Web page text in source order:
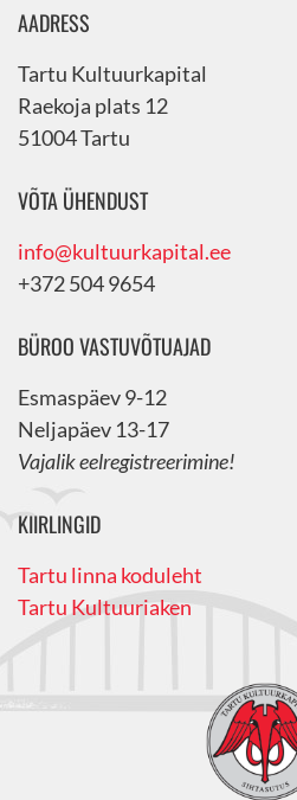
AADRESS
Tartu Kultuurkapital
Raekoja plats 12
51004 Tartu
VÕTA ÜHENDUST
info@kultuurkapital.ee
+372 504 9654
BÜROO VASTUVÕTUAJAD
Esmaspäev 9-12
Neljapäev 13-17
Vajalik eelregistreerimine!
KIIRLINGID
Tartu linna koduleht
Tartu Kultuuriaken